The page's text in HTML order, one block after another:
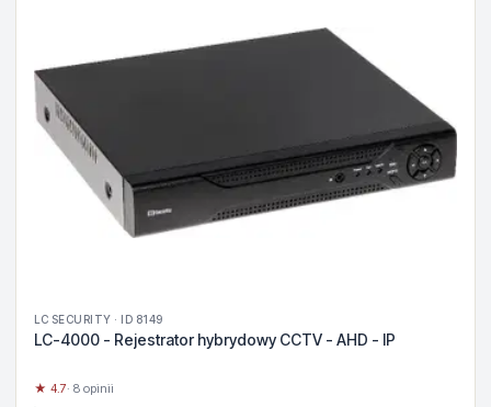
LC SECURITY · ID 8149
LC-4000 - Rejestrator hybrydowy CCTV - AHD - IP
★ 4.7· 8 opinii